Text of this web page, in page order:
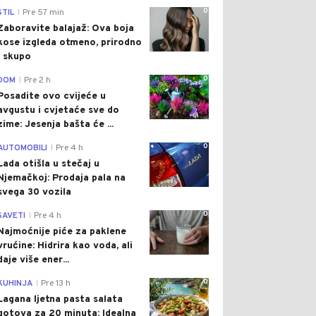
0
Pre 57 min
balajaž: Ova boja
izgleda otmeno, prirodno
skupo
0
Pre 2 h
ovo cvijeće u
i cvjetaće sve do
Jesenja bašta će ...
0
Pre 4 h
otišla u stečaj u
Prodaja pala na
30 vozila
0
Pre 4 h
piće za paklene
Hidrira kao voda, ali
više ener...
0
Pre 13 h
ljetna pasta salata
za 20 minuta: Idealna